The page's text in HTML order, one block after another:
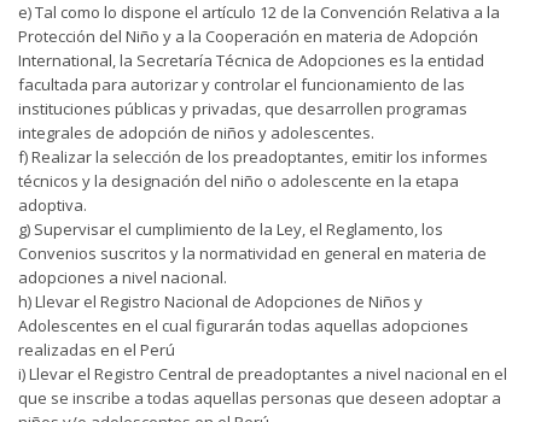
e) Tal como lo dispone el artículo 12 de la Convención Relativa a la
Protección del Niño y a la Cooperación en materia de Adopción
International, la Secretaría Técnica de Adopciones es la entidad
facultada para autorizar y controlar el funcionamiento de las
instituciones públicas y privadas, que desarrollen programas
integrales de adopción de niños y adolescentes.
f) Realizar la selección de los preadoptantes, emitir los informes
técnicos y la designación del niño o adolescente en la etapa
adoptiva.
g) Supervisar el cumplimiento de la Ley, el Reglamento, los
Convenios suscritos y la normatividad en general en materia de
adopciones a nivel nacional.
h) Llevar el Registro Nacional de Adopciones de Niños y
Adolescentes en el cual figurarán todas aquellas adopciones
realizadas en el Perú
i) Llevar el Registro Central de preadoptantes a nivel nacional en el
que se inscribe a todas aquellas personas que deseen adoptar a